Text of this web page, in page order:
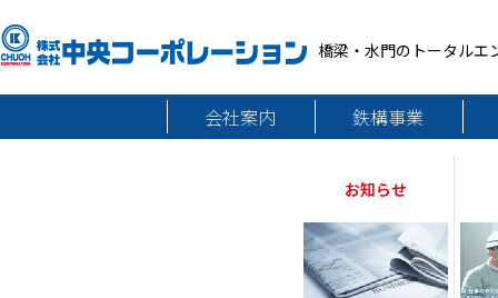
橋梁・水門のトータルエ
会社案内 鉄構事業
お知らせ